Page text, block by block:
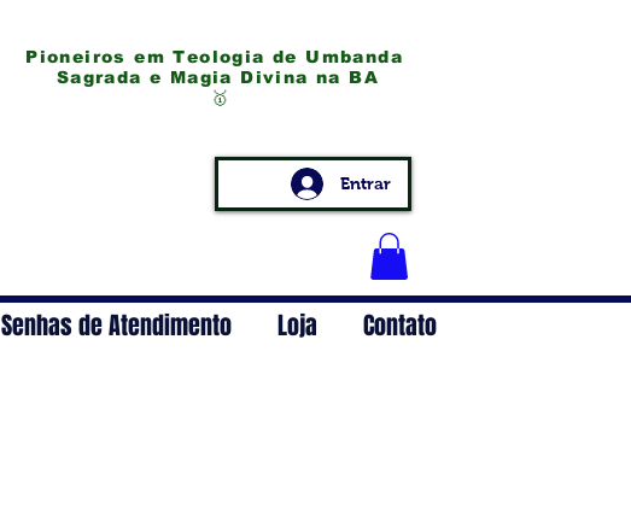
Pioneiros em Teologia de Umbanda
Sagrada e Magia Divina na BA
🥇
Entrar
Senhas de Atendimento Loja Contato